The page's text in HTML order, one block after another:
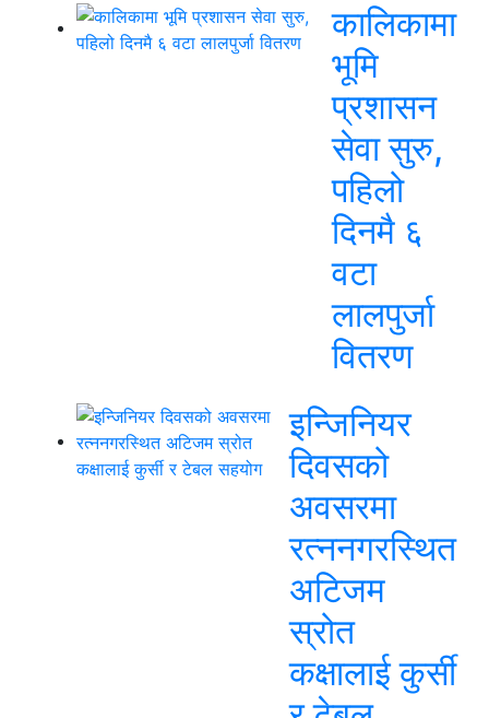
कालिकामा
भूमि
प्रशासन
सेवा सुरु,
पहिलो
दिनमै ६
वटा
लालपुर्जा
वितरण
इन्जिनियर
दिवसको
अवसरमा
रत्ननगरस्थित
अटिजम
स्रोत
कक्षालाई कुर्सी